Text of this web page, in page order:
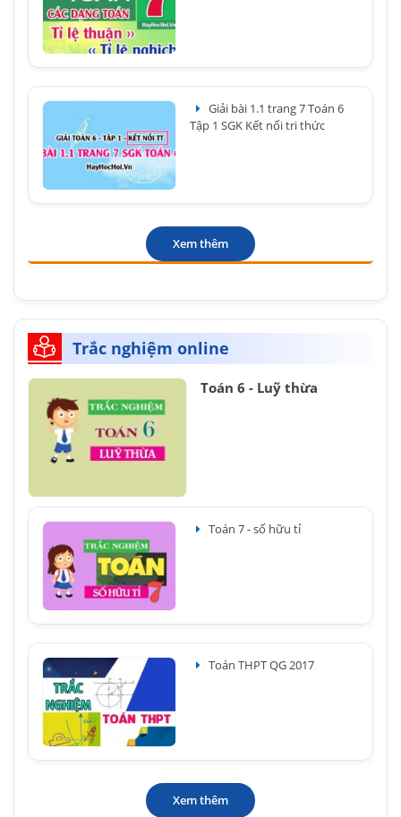
Giải bài 1.1 trang 7 Toán 6
Tập 1 SGK Kết nối tri thức
Xem thêm
Trắc nghiệm online
Toán 6 - Luỹ thừa
Toán 7 - số hữu tỉ
Toán THPT QG 2017
Xem thêm